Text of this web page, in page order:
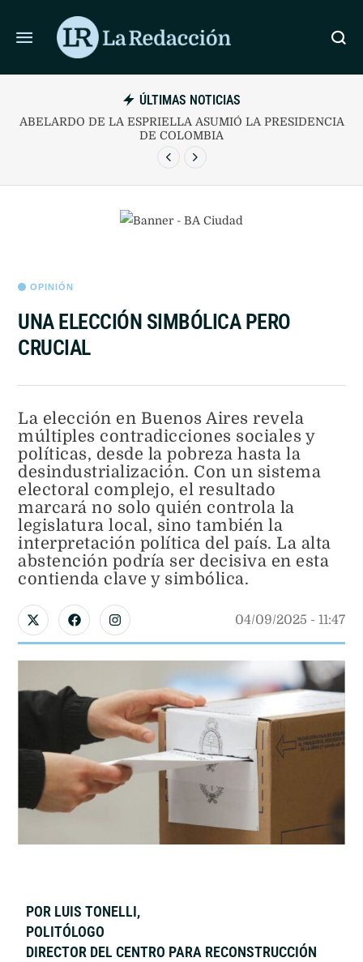
ÚLTIMAS NOTICIAS
ABELARDO DE LA ESPRIELLA ASUMIÓ LA PRESIDENCIA
DE COLOMBIA
OPINIÓN
UNA ELECCIÓN SIMBÓLICA PERO
CRUCIAL
La elección en Buenos Aires revela
múltiples contradicciones sociales y
políticas, desde la pobreza hasta la
desindustrialización. Con un sistema
electoral complejo, el resultado
marcará no solo quién controla la
legislatura local, sino también la
interpretación política del país. La alta
abstención podría ser decisiva en esta
contienda clave y simbólica.
04/09/2025 - 11:47
POR LUIS TONELLI,
POLITÓLOGO
DIRECTOR DEL CENTRO PARA RECONSTRUCCIÓN